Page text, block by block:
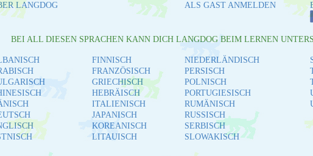
LANGDOG
ALS GAST ANMELDEN
BEI ALL DIESEN SPRACHEN KANN DICH LANGDOG BEIM LERNEN
FINNISCH
FRANZÖSISCH
GRIECHISCH
HEBRÄISCH
ITALIENISCH
JAPANISCH
KOREANISCH
LITAUISCH
NIEDERLÄNDISCH
PERSISCH
POLNISCH
PORTUGIESISCH
RUMÄNISCH
RUSSISCH
SERBISCH
SLOWAKISCH